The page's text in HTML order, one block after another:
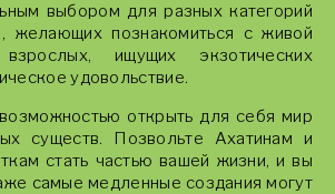
выбором для разных категорий
желающих познакомиться с живой
ищущих экзотических
удовольствие.
открыть для себя мир
существ. Позвольте Ахатинам и
стать частью вашей жизни, и вы
самые медленные создания могут